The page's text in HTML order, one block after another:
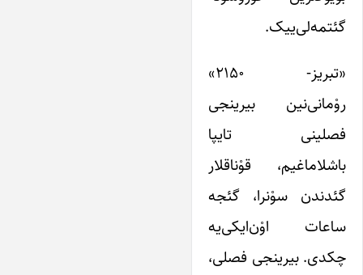
گئتمه‌لی‌ییک.
«تبریز- ۲۱۵۰»
روْمانی‌نین بیرینجی
فصلینی تایپا
باشلاماغیم، قوْناقلار
گئدندن سوْنرا، گئجه
ساعات اوْن‌ایکی‌یه
چکدی. بیرینجی فصلی،